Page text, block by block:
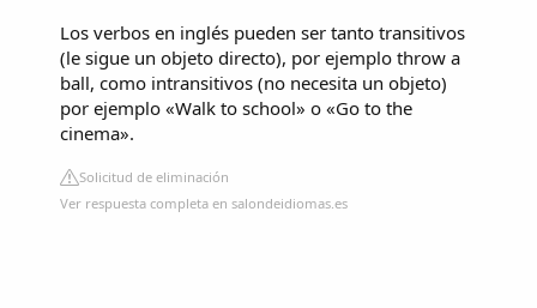
Los verbos en inglés pueden ser tanto transitivos
(le sigue un objeto directo), por ejemplo throw a
ball, como intransitivos (no necesita un objeto)
por ejemplo «Walk to school» o «Go to the
cinema».
Solicitud de eliminación
Ver respuesta completa en salondeidiomas.es